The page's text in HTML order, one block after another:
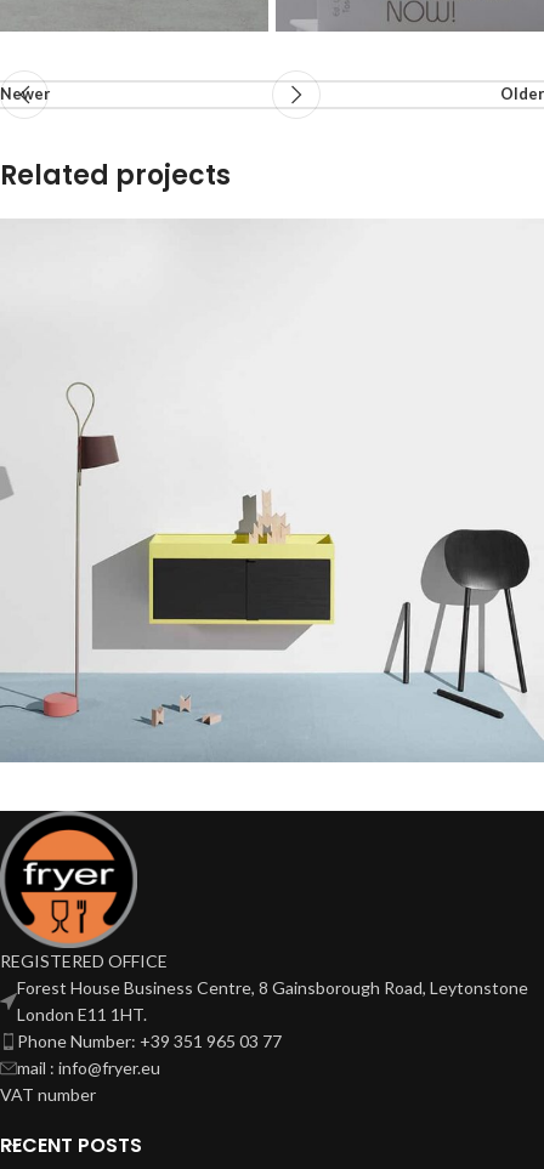
Newer Older
Related projects
Suspendisse quam at vestibulum
REGISTERED OFFICE
Forest House Business Centre, 8 Gainsborough Road, Leytonstone
London E11 1HT.
Phone Number: +39 351 965 03 77
mail : info@fryer.eu
VAT number
RECENT POSTS